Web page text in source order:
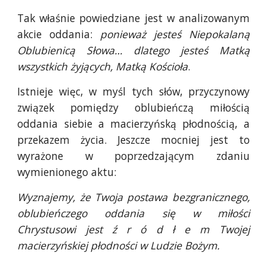
Tak właśnie powiedziane jest w analizowanym
akcie oddania: ponieważ jesteś Niepokalaną
Oblubienicą Słowa… dlatego jesteś Matką
wszystkich żyjących, Matką Kościoła.
Istnieje więc, w myśl tych słów, przyczynowy
związek pomiędzy oblubieńczą miłością
oddania siebie a macierzyńską płodnością, a
przekazem życia. Jeszcze mocniej jest to
wyrażone w poprzedzającym zdaniu
wymienionego aktu:
Wyznajemy, że Twoja postawa bezgranicznego,
oblubieńczego oddania się w miłości
Chrystusowi jest ź r ó d ł e m Twojej
macierzyńskiej płodności w Ludzie Bożym.